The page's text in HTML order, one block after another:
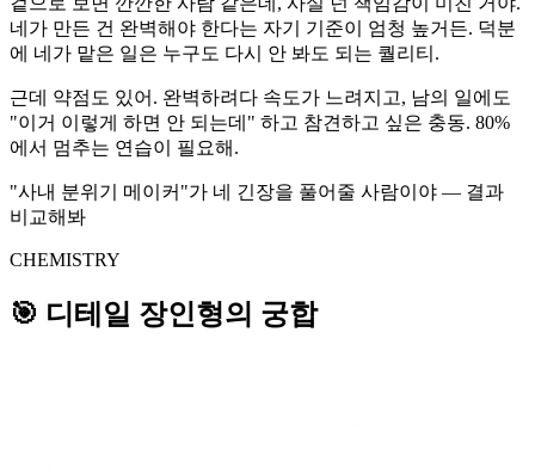
네가 만든 건 완벽해야 한다는 자기 기준이 엄청 높거든. 덕분
에 네가 맡은 일은 누구도 다시 안 봐도 되는 퀄리티.
근데 약점도 있어. 완벽하려다 속도가 느려지고, 남의 일에도
"이거 이렇게 하면 안 되는데" 하고 참견하고 싶은 충동. 80%
에서 멈추는 연습이 필요해.
"사내 분위기 메이커"가 네 긴장을 풀어줄 사람이야 — 결과
비교해봐
CHEMISTRY
🎯 디테일 장인형의 궁합